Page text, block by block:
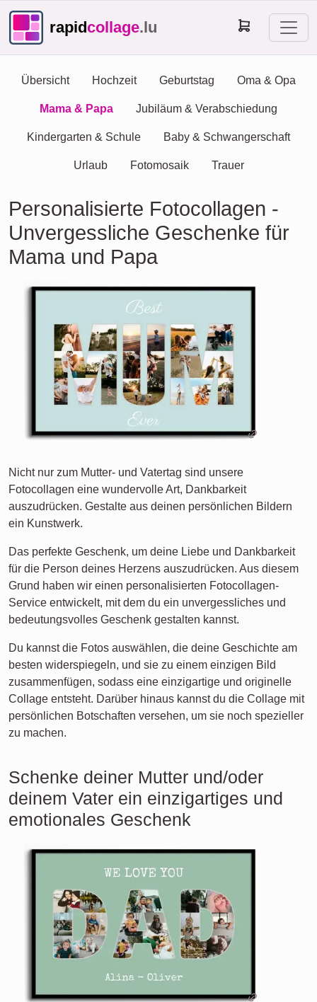
rapidcollage.lu
Übersicht Hochzeit Geburtstag Oma & Opa
Mama & Papa Jubiläum & Verabschiedung
Kindergarten & Schule Baby & Schwangerschaft
Urlaub Fotomosaik Trauer
Personalisierte Fotocollagen -
Unvergessliche Geschenke für
Mama und Papa
Nicht nur zum Mutter- und Vatertag sind unsere
Fotocollagen eine wundervolle Art, Dankbarkeit
auszudrücken. Gestalte aus deinen persönlichen Bildern
ein Kunstwerk.
Das perfekte Geschenk, um deine Liebe und Dankbarkeit
für die Person deines Herzens auszudrücken. Aus diesem
Grund haben wir einen personalisierten Fotocollagen-
Service entwickelt, mit dem du ein unvergessliches und
bedeutungsvolles Geschenk gestalten kannst.
Du kannst die Fotos auswählen, die deine Geschichte am
besten widerspiegeln, und sie zu einem einzigen Bild
zusammenfügen, sodass eine einzigartige und originelle
Collage entsteht. Darüber hinaus kannst du die Collage mit
persönlichen Botschaften versehen, um sie noch spezieller
zu machen.
Schenke deiner Mutter und/oder
deinem Vater ein einzigartiges und
emotionales Geschenk